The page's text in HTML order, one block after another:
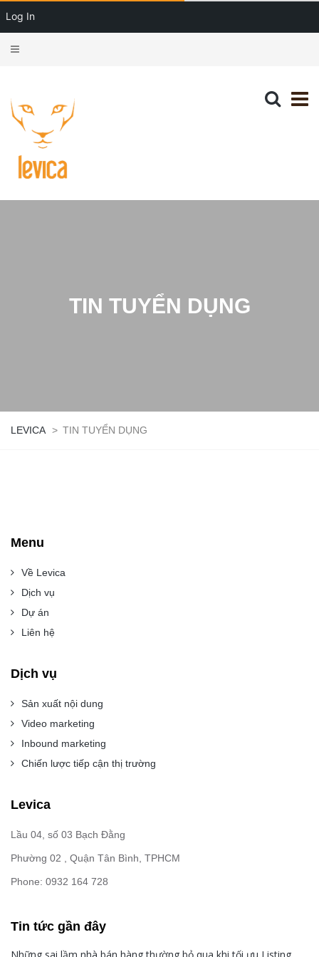
TIN TUYỂN DỤNG
LEVICA > TIN TUYỂN DỤNG
Menu
Về Levica
Dịch vụ
Dự án
Liên hệ
Dịch vụ
Sản xuất nội dung
Video marketing
Inbound marketing
Chiến lược tiếp cận thị trường
Levica
Lầu 04, số 03 Bạch Đằng
Phường 02 , Quận Tân Bình, TPHCM
Phone: 0932 164 728
Tin tức gần đây
Log In